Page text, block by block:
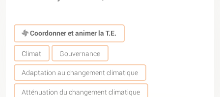
Coordonner et animer la T.E.
Climat Gouvernance
Adaptation au changement climatique
Atténuation du changement climatique